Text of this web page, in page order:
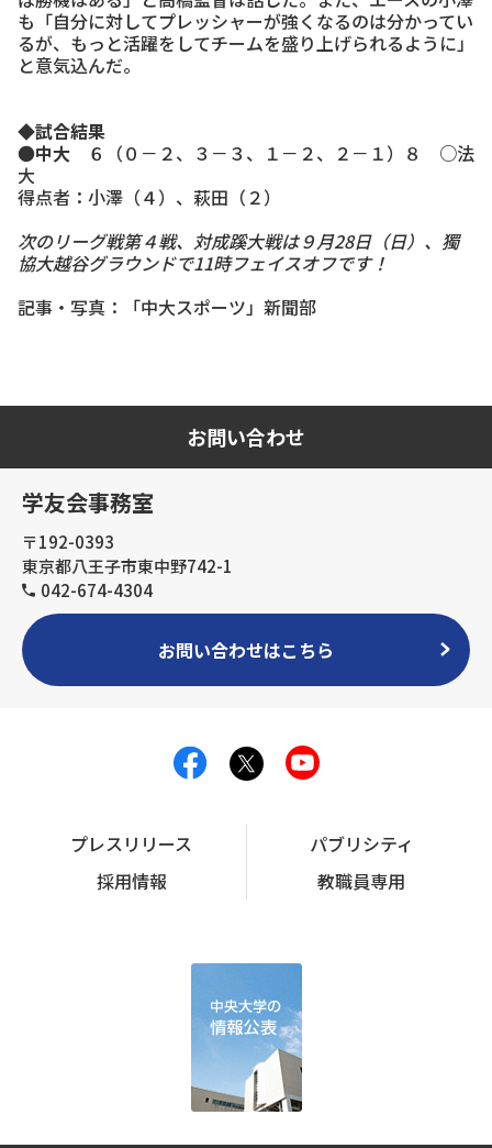
も「自分に対してプレッシャーが強くなるのは分かってい
るが、もっと活躍をしてチームを盛り上げられるように」
と意気込んだ。
◆試合結果
●中大 ６（０－２、３－３、１－２、２－１）８ ○法
大
得点者：小澤（４）、萩田（２）
次のリーグ戦第４戦、対成蹊大戦は９月28日（日）、獨
協大越谷グラウンドで11時フェイスオフです！
記事・写真：「中大スポーツ」新聞部
お問い合わせ
学友会事務室
〒192-0393
東京都八王子市東中野742-1
042-674-4304
お問い合わせはこちら
プレスリリース
パブリシティ
採用情報
教職員専用